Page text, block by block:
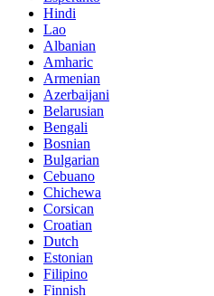
Hindi
Lao
Albanian
Amharic
Armenian
Azerbaijani
Belarusian
Bengali
Bosnian
Bulgarian
Cebuano
Chichewa
Corsican
Croatian
Dutch
Estonian
Filipino
Finnish